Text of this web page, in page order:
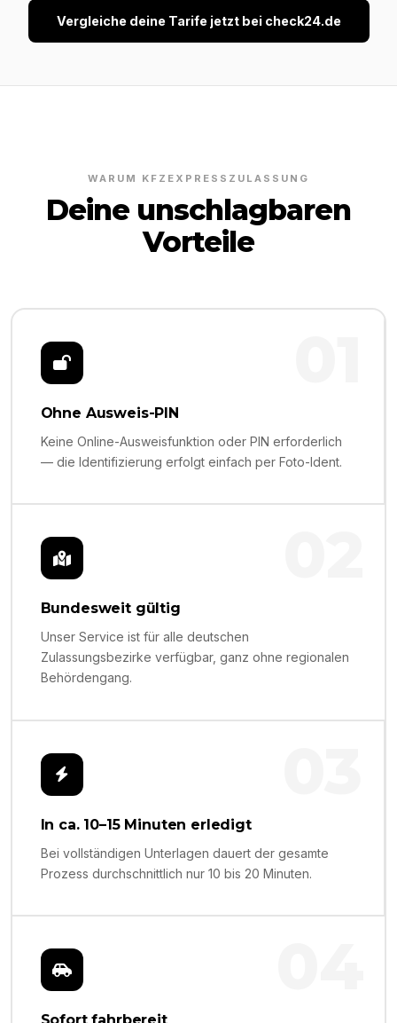
Vergleiche deine Tarife jetzt bei check24.de
WARUM KFZEXPRESSZULASSUNG
Deine unschlagbaren
Vorteile
Ohne Ausweis-PIN
Keine Online-Ausweisfunktion oder PIN erforderlich
— die Identifizierung erfolgt einfach per Foto-Ident.
Bundesweit gültig
Unser Service ist für alle deutschen
Zulassungsbezirke verfügbar, ganz ohne regionalen
Behördengang.
In ca. 10–15 Minuten erledigt
Bei vollständigen Unterlagen dauert der gesamte
Prozess durchschnittlich nur 10 bis 20 Minuten.